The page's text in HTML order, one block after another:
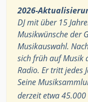
2026-
DJ mit über 15
Musikwünsche der
Musikauswahl.
sich früh auf Musik
Radio. Er tritt jedes
Seine
derzeit etwa